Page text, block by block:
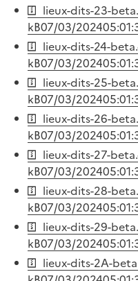
lieux-dits-23-
kB07/03/2024
lieux-dits-24-
kB07/03/2024
lieux-dits-25-
kB07/03/2024
lieux-dits-26-
kB07/03/2024
lieux-dits-27-
kB07/03/2024
lieux-dits-28-
kB07/03/2024
lieux-dits-29-
kB07/03/2024
lieux-dits-2A-